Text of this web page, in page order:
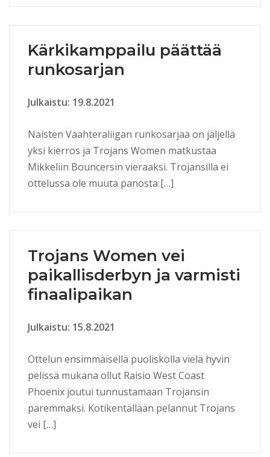
Kärkikamppailu päättää
runkosarjan
Julkaistu: 19.8.2021
Naisten Vaahteraliigan runkosarjaa on jäljellä
yksi kierros ja Trojans Women matkustaa
Mikkeliin Bouncersin vieraaksi. Trojansilla ei
ottelussa ole muuta panosta […]
Trojans Women vei
paikallisderbyn ja varmisti
finaalipaikan
Julkaistu: 15.8.2021
Ottelun ensimmäisellä puoliskolla vielä hyvin
pelissä mukana ollut Raisio West Coast
Phoenix joutui tunnustamaan Trojansin
paremmaksi. Kotikentällään pelannut Trojans
vei […]